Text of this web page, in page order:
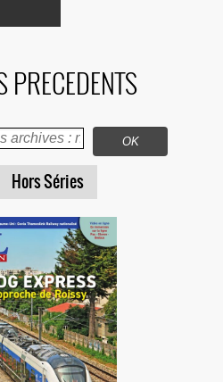
PRECEDENTS
Hors Séries